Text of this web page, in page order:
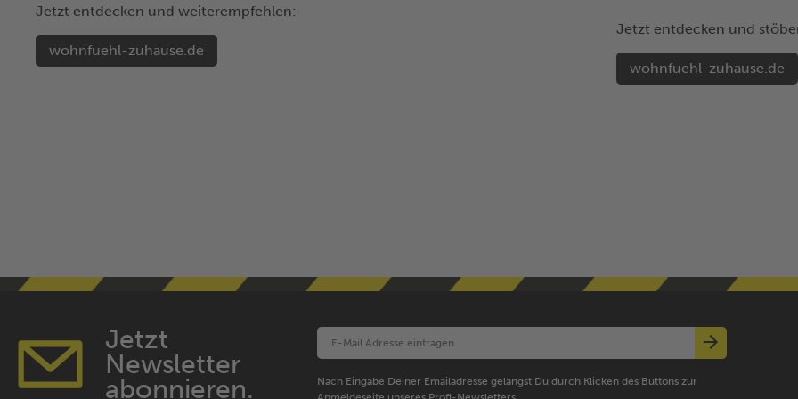
Jetzt entdecken und weiterempfehlen:
wohnfuehl-zuhause.de
Jetzt entdecken und
wohnfuehl-zuhause.de
Jetzt
Newsletter
abonnieren.
Nach Eingabe Deiner Emailadresse gelangst Du durch Klicken des Buttons zur